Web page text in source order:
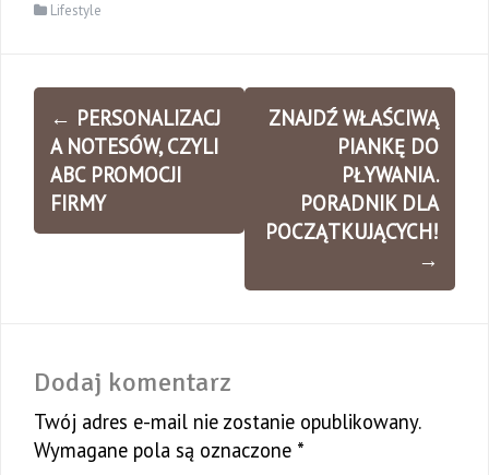
Lifestyle
Zobacz
wpisy
← PERSONALIZACJ
A NOTESÓW, CZYLI
ABC PROMOCJI
FIRMY
ZNAJDŹ WŁAŚCIWĄ
PIANKĘ DO
PŁYWANIA.
PORADNIK DLA
POCZĄTKUJĄCYCH!
→
Dodaj komentarz
Twój adres e-mail nie zostanie opublikowany.
Wymagane pola są oznaczone *